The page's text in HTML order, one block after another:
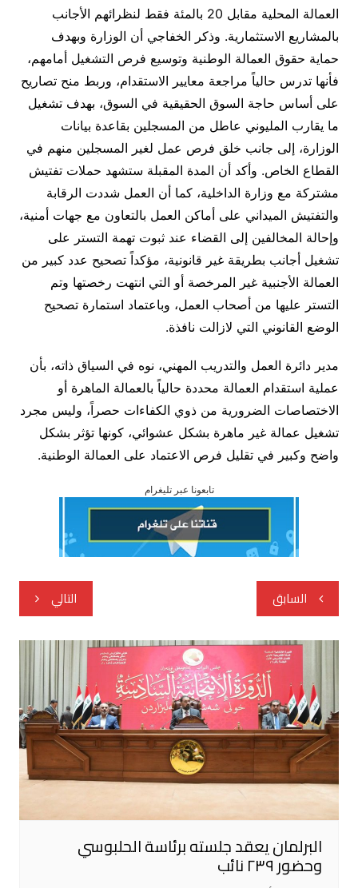
العمالة المحلية مقابل 20 بالمئة فقط لنظرائهم الأجانب
بالمشاريع الاستثمارية. وذكر الخفاجي أن الوزارة وبهدف
حماية حقوق العمالة الوطنية وتوسيع فرص التشغيل أمامهم،
فأنها تدرس حالياً مراجعة معايير الاستقدام، وربط منح تصاريح
على أساس حاجة السوق الحقيقية في السوق، بهدف تشغيل
ما يقارب المليوني عاطل من المسجلين بقاعدة بيانات
الوزارة، إلى جانب خلق فرص عمل لغير المسجلين منهم في
القطاع الخاص. وأكد أن المدة المقبلة ستشهد حملات تفتيش
مشتركة مع وزارة الداخلية، كما أن العمل شددت الرقابة
والتفتيش الميداني على أماكن العمل بالتعاون مع جهات أمنية،
وإحالة المخالفين إلى القضاء عند ثبوت تهمة التستر على
تشغيل أجانب بطريقة غير قانونية، مؤكداً تصحيح عدد كبير من
العمالة الأجنبية غير المرخصة أو التي انتهت رخصتها وتم
التستر عليها من أصحاب العمل، وباعتماد استمارة تصحيح
الوضع القانوني التي لازالت نافذة.
مدير دائرة العمل والتدريب المهني، نوه في السياق ذاته، بأن
عملية استقدام العمالة محددة حالياً بالعمالة الماهرة أو
الاختصاصات الضرورية من ذوي الكفاءات حصراً، وليس مجرد
تشغيل عمالة غير ماهرة بشكل عشوائي، كونها تؤثر بشكل
واضح وكبير في تقليل فرص الاعتماد على العمالة الوطنية.
تابعونا عبر تليغرام
تصفّح
المقالات
السابق التالي
البرلمان يعقد جلسته برئاسة الحلبوسي
وحضور ٢٣٩ نائب